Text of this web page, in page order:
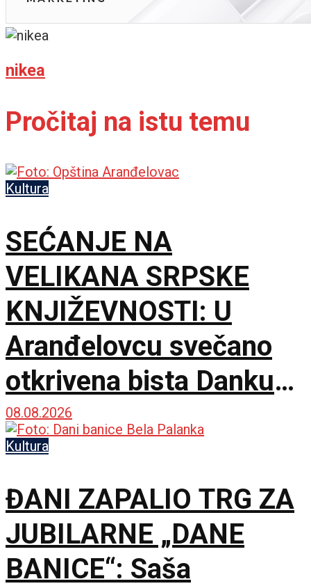
nikea
Pročitaj na istu temu
Kultura
SEĆANJE NA
VELIKANA SRPSKE
KNJIŽEVNOSTI: U
Aranđelovcu svečano
otkrivena bista Danku
Popoviću
08.08.2026
Kultura
ĐANI ZAPALIO TRG ZA
JUBILARNE „DANE
BANICE“: Saša